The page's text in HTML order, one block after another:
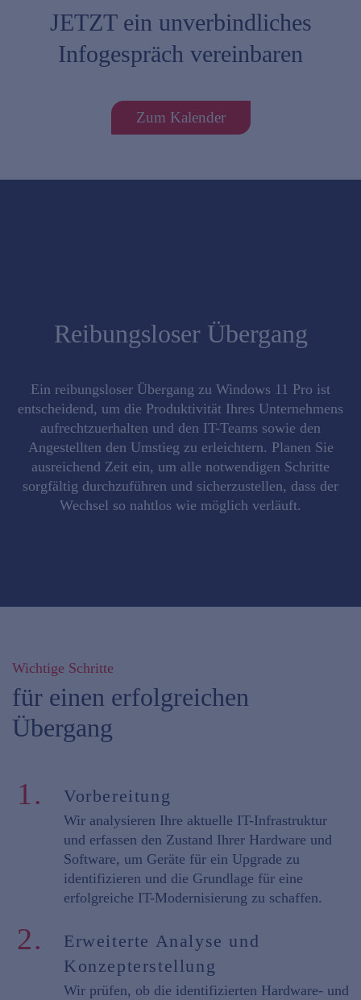
JETZT ein unverbindliches
Infogespräch vereinbaren
Zum Kalender
Reibungsloser Übergang
Ein reibungsloser Übergang zu Windows 11 Pro ist
entscheidend, um die Produktivität Ihres Unternehmens
aufrechtzuerhalten und den IT-Teams sowie den
Angestellten den Umstieg zu erleichtern. Planen Sie
ausreichend Zeit ein, um alle notwendigen Schritte
sorgfältig durchzuführen und sicherzustellen, dass der
Wechsel so nahtlos wie möglich verläuft.
Wichtige Schritte
für einen erfolgreichen
Übergang
1. Vorbereitung
Wir analysieren Ihre aktuelle IT-Infrastruktur
und erfassen den Zustand Ihrer Hardware und
Software, um Geräte für ein Upgrade zu
identifizieren und die Grundlage für eine
erfolgreiche IT-Modernisierung zu schaffen.
2.
Erweiterte Analyse und
Konzepterstellung
Wir prüfen, ob die identifizierten Hardware- und